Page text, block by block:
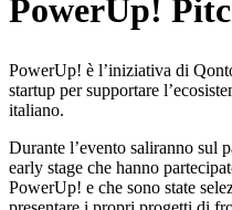
PowerUp!
PowerUp! è l’iniziativa di
startup per supportare
italiano.
Durante l’evento saliranno sul
early stage che hanno
PowerUp! e che sono state